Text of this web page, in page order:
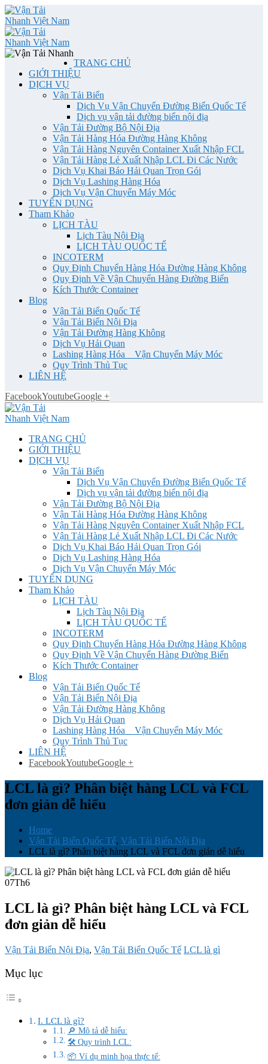
TRANG CHỦ
GIỚI THIỆU
DỊCH VỤ
Vận Tải Biển
Dịch Vụ Vận Chuyển Đường Biển Quốc Tế
Dịch vụ vận tải đường biển nội địa
Vận Tải Đường Bộ Nội Địa
Vận Tải Hàng Hóa Đường Hàng Không
Vận Tải Hàng Nguyên Container Xuất Nhập FCL
Vận Tải Hàng Lẻ Xuất Nhập LCL Đi Các Nước
Dịch Vụ Khai Báo Hải Quan Trọn Gói
Dịch Vụ Lashing Hàng Hóa
Dịch Vụ Vận Chuyển Máy Móc
TUYỂN DỤNG
Tham Khảo
LỊCH TÀU
Lịch Tàu Nội Địa
LỊCH TÀU QUỐC TẾ
INCOTERM
Quy Định Chuyển Hàng Hóa Đường Hàng Không
Quy Định Về Vận Chuyển Hàng Đường Biển
Kích Thước Container
Blog
Vận Tải Biển Quốc Tế
Vận Tải Biển Nội Địa
Vận Tải Đường Hàng Không
Dịch Vụ Hải Quan
Lashing Hàng Hóa _ Vận Chuyển Máy Móc
Quy Trình Thủ Tục
LIÊN HỆ
FacebookYoutubeGoogle +
TRANG CHỦ
GIỚI THIỆU
DỊCH VỤ
Vận Tải Biển
Dịch Vụ Vận Chuyển Đường Biển Quốc Tế
Dịch vụ vận tải đường biển nội địa
Vận Tải Đường Bộ Nội Địa
Vận Tải Hàng Hóa Đường Hàng Không
Vận Tải Hàng Nguyên Container Xuất Nhập FCL
Vận Tải Hàng Lẻ Xuất Nhập LCL Đi Các Nước
Dịch Vụ Khai Báo Hải Quan Trọn Gói
Dịch Vụ Lashing Hàng Hóa
Dịch Vụ Vận Chuyển Máy Móc
TUYỂN DỤNG
Tham Khảo
LỊCH TÀU
Lịch Tàu Nội Địa
LỊCH TÀU QUỐC TẾ
INCOTERM
Quy Định Chuyển Hàng Hóa Đường Hàng Không
Quy Định Về Vận Chuyển Hàng Đường Biển
Kích Thước Container
Blog
Vận Tải Biển Quốc Tế
Vận Tải Biển Nội Địa
Vận Tải Đường Hàng Không
Dịch Vụ Hải Quan
Lashing Hàng Hóa _ Vận Chuyển Máy Móc
Quy Trình Thủ Tục
LIÊN HỆ
FacebookYoutubeGoogle +
LCL là gì? Phân biệt hàng LCL và FCL
đơn giản dễ hiểu
Home
Vận Tải Biển Quốc Tế, Vận Tải Biển Nội Địa
LCL là gì? Phân biệt hàng LCL và FCL đơn giản dễ hiểu
07Th6
LCL là gì? Phân biệt hàng LCL và FCL
đơn giản dễ hiểu
Vận Tải Biển Nội Địa, Vận Tải Biển Quốc Tế LCL là gì
Mục lục
I. LCL là gì?
🔎 Mô tả dễ hiểu:
🛠️ Quy trình LCL:
📦 Ví dụ minh họa thực tế: